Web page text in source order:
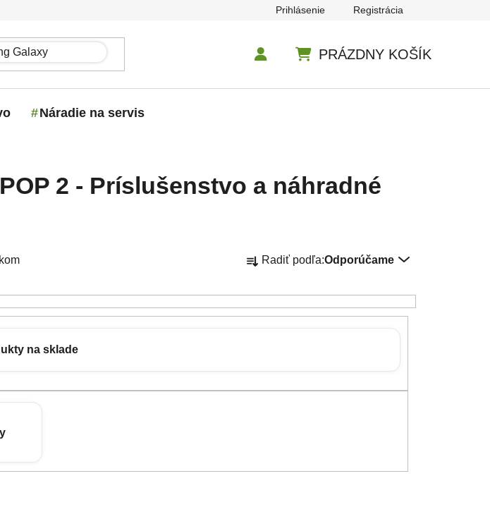
Prihlásenie Registrácia
PRÁZDNY KOŠÍK
Náradie na servis
2 - Príslušenstvo a náhradné
Radiť podľa:Odporúčame
na sklade